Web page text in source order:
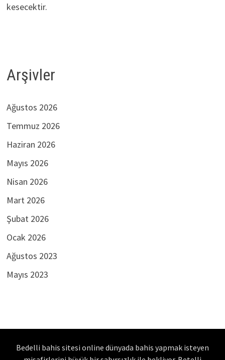
kesecektir.
Arşivler
Ağustos 2026
Temmuz 2026
Haziran 2026
Mayıs 2026
Nisan 2026
Mart 2026
Şubat 2026
Ocak 2026
Ağustos 2023
Mayıs 2023
Bedelli bahis sitesi online dünyada bahis yapmak isteyen